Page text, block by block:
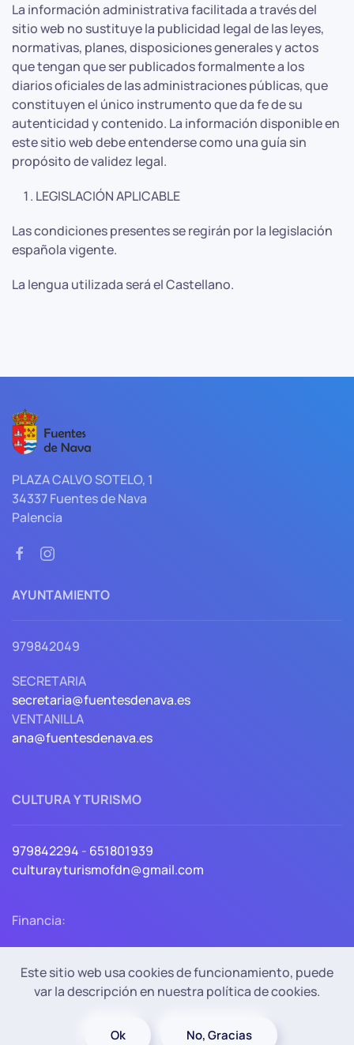
La información administrativa facilitada a través del
sitio web no sustituye la publicidad legal de las leyes,
normativas, planes, disposiciones generales y actos
que tengan que ser publicados formalmente a los
diarios oficiales de las administraciones públicas, que
constituyen el único instrumento que da fe de su
autenticidad y contenido. La información disponible en
este sitio web debe entenderse como una guía sin
propósito de validez legal.
LEGISLACIÓN APLICABLE
Las condiciones presentes se regirán por la legislación
española vigente.
La lengua utilizada será el Castellano.
PLAZA CALVO SOTELO, 1
34337 Fuentes de Nava
Palencia
AYUNTAMIENTO
979842049
SECRETARIA
secretaria@fuentesdenava.es
VENTANILLA
ana@fuentesdenava.es
CULTURA Y TURISMO
979842294 - 651801939
culturayturismofdn@gmail.com
Financia:
Política de Privacidad
Política de cookies
Este sitio web usa cookies de funcionamiento, puede
var la descripción en nuestra política de cookies.
Ok No, Gracias